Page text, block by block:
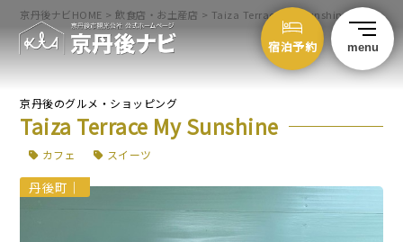
宿泊予約 menu
京丹後ナビHOME >飲食店・お土産店 > Taiza Terrace My Sunshine
京丹後のグルメ・ショッピング
Taiza Terrace My Sunshine
カフェ スイーツ
丹後町 ｜